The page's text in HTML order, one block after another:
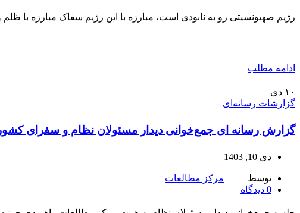
رژیم صهیونسیتی رو به نابودی است، مبارزه با این رژیم سفاک مبارزه
ادامه مطلب
۱۰ دی
گزارشات رسانه‌ای
گزارش رسانه ای جمع‌خوانی دیدار مسئولان نظام و سفرای
دی 10, 1403
توسط
مرکز مطالعات
0 دیدگاه